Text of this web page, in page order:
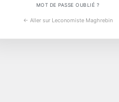
MOT DE PASSE OUBLIÉ ?
← Aller sur Leconomiste Maghrebin